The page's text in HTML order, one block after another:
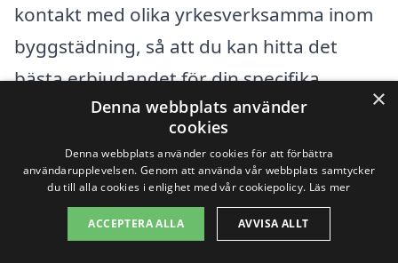
kontakt med olika yrkesverksamma inom
byggstädning, så att du kan hitta det
bästa erbjudandet för din specifika
situation. Genom att förstå vad som
påverkar priset kan du göra ett mer
informerat val och säkerställa en effektiv
och grundlig städning efter ditt
byggprojekt.
×
Denna webbplats använder
cookies
Denna webbplats använder cookies för att förbättra
användarupplevelsen. Genom att använda vår webbplats samtycker
du till alla cookies i enlighet med vår cookiepolicy. Läs mer
ACCEPTERA ALLA AVVISA ALLT